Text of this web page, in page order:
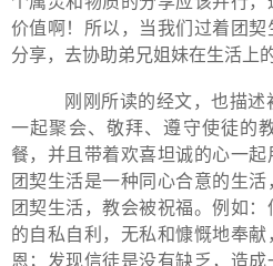
价值啊！所以，当我们过着团
分享，去协助弟兄姐妹在生活上
刚刚所读的经文，也描
一起聚会、敬拜、遵守使徒的
餐，并且带着欢喜坦诚的心一
团契生活是一种同心合意的生
团契生活，教会被祝福。例如
的自私自利，无私和慷慨地奉
恩；发现信徒是没有缺乏，造成